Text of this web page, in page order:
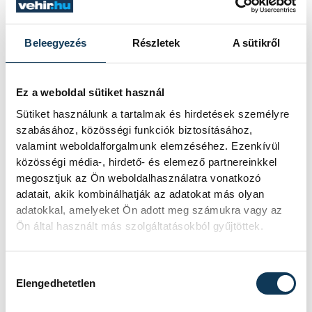
Beleegyezés Részletek A sütikről
Ez a weboldal sütiket használ
Sütiket használunk a tartalmak és hirdetések személyre
szabásához, közösségi funkciók biztosításához,
valamint weboldalforgalmunk elemzéséhez. Ezenkívül
közösségi média-, hirdető- és elemező partnereinkkel
megosztjuk az Ön weboldalhasználatra vonatkozó
adatait, akik kombinálhatják az adatokat más olyan
adatokkal, amelyeket Ön adott meg számukra vagy az
Ön által használt más szolgáltatásokból gyűjtöttek.
Elengedhetetlen
A Tisza-frakció kezdeményezte, hogy
a parlament jövő kedden válassza
meg az új köztársasági elnököt.
Valami óriási csapódott a
Holdba ma reggel
Rendhagyó esemény zajlott le kedden
reggel. Magyar idő szerint 8:35 körül
a Hold felszínébe csapódott a SpaceX
egyik Falcon–9 rakétájának felső
fokozata. A becsapódást a Földről
szabad szemmel nem lehetett látni, a
figyelték az eseményt.